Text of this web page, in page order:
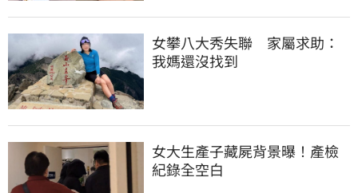
女攀八大秀失聯　家屬求助：
我媽還沒找到
女大生產子藏屍背景曝！產檢
紀錄全空白